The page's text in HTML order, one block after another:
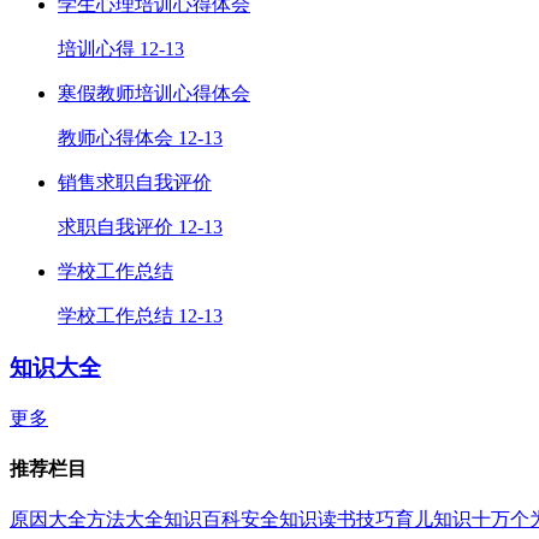
学生心理培训心得体会
培训心得 12-13
寒假教师培训心得体会
教师心得体会 12-13
销售求职自我评价
求职自我评价 12-13
学校工作总结
学校工作总结 12-13
知识大全
更多
推荐栏目
原因大全方法大全知识百科安全知识读书技巧育儿知识十万个